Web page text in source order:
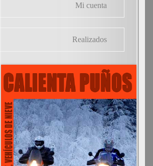
Mi cuenta
Realizados